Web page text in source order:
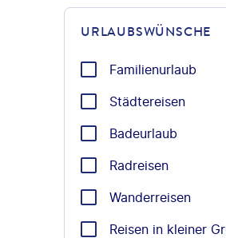
URLAUBSWÜNSCHE
Familienurlaub
Städtereisen
Badeurlaub
Radreisen
Wanderreisen
Reisen in kleiner